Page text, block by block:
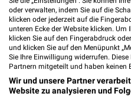
oder verwalten, indem Sie auf die
klicken oder jederzeit auf die
unteren Ecke der Website klicken.
klicken Sie auf den Fingerabdruck
und klicken Sie auf den Menüpunkt
Sie Ihre Einwilligung widerrufen.
Partnern mitgeteilt und haben keinen
Wir und unsere Partner
Website zu analysieren und